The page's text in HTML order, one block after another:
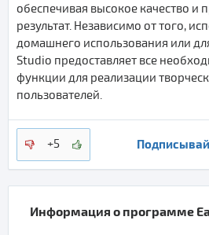
обеспечивая высокое качество и
результат. Независимо от того,
домашнего использования или
Studio предоставляет все
функции для реализации
пользователей.
+5
Информация о программе